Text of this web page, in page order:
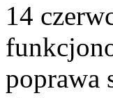
14
poprawa